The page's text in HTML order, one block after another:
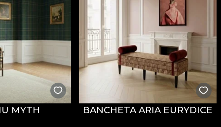
la testul de inflamabilitate tip țigară.
fără înălbire, fără stoarcere prin răsucire, fără
MYTH BANCHETA ARIA EURYDICE